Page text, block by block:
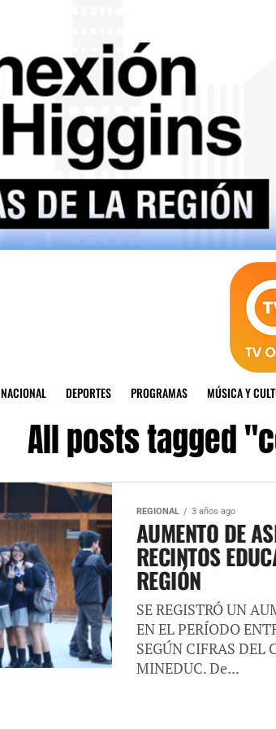
NACIONAL DEPORTES PROGRAMAS MÚSICA Y
All posts tagged
REGIONAL 3 años ago
AUMENTO DE
RECINTOS
REGIÓN
SE REGISTRÓ UN
EN EL PERÍODO
SEGÚN CIFRAS DEL
MINEDUC. De...